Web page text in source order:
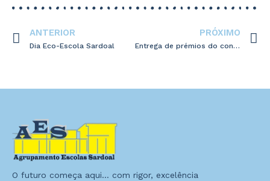
ANTERIOR
Dia Eco-Escola Sardoal
PRÓXIMO
Entrega de prémios do concurso “Vamos fotografar o nosso património arquitetónico”
O futuro começa aqui… com rigor, excelência